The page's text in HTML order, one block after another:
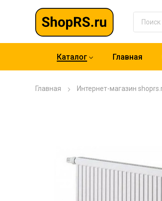
Каталог Главная
Главная Интернет-магазин